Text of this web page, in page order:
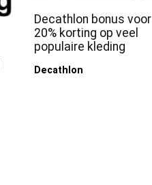
Decathlon bonus voor
20% korting op veel
populaire kleding
Decathlon